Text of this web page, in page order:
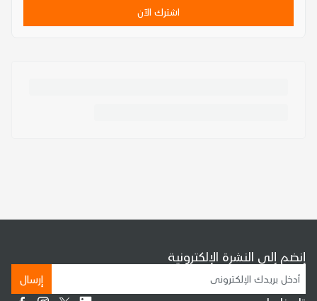
اشترك الآن
إنضم إلى النشرة الإلكترونية
إرسال